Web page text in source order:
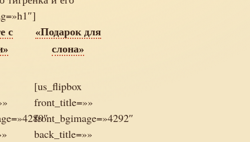
с
«Подарок для
слона»
[us_flipbox
front_title=»»
front_bgimage=»4292″
back_title=»»